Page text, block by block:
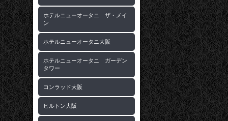
ホテルニューオータニ ザ・メイ
ン
ホテルニューオータニ大阪
ホテルニューオータニ ガーデン
タワー
コンラッド大阪
ヒルトン大阪